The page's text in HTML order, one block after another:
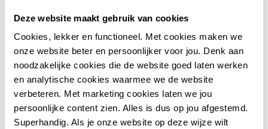
Deze website maakt gebruik van cookies
Cookies, lekker en functioneel. Met cookies maken we
onze website beter en persoonlijker voor jou. Denk aan
noodzakelijke cookies die de website goed laten werken
en analytische cookies waarmee we de website
verbeteren. Met marketing cookies laten we jou
persoonlijke content zien. Alles is dus op jou afgestemd.
Superhandig. Als je onze website op deze wijze wilt